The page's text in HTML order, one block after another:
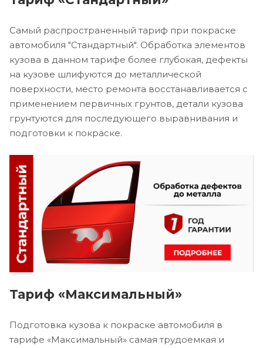
Самый распространенный тариф при покраске
автомобиля "Стандартный". Обработка элементов
кузова в данном тарифе более глубокая, дефекты
на кузове шлифуются до металлической
поверхности, место ремонта восстанавливается с
применением первичных грунтов, детали кузова
грунтуются для последующего выравнивания и
подготовки к покраске.
Тариф «Максимальный»
Подготовка кузова к покраске автомобиля в
тарифе «Максимальный» самая трудоемкая и